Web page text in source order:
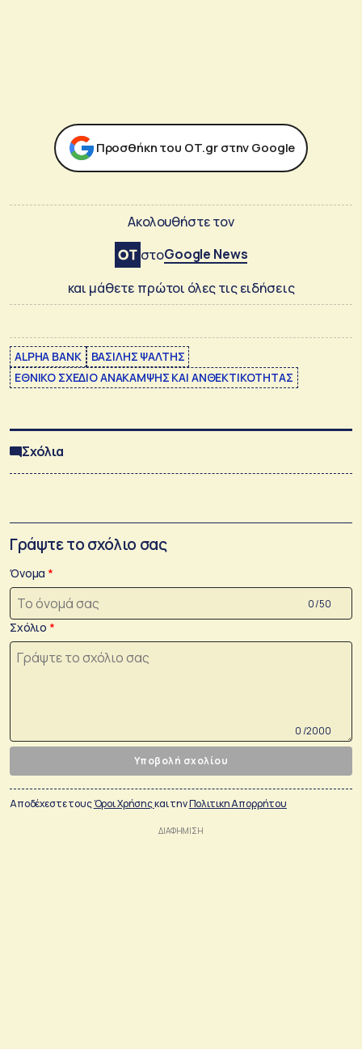
Προσθήκη του ΟΤ.gr στην Google
Ακολουθήστε τον
στοGoogle News
και μάθετε πρώτοι όλες τις ειδήσεις
ALPHA BANK
ΒΑΣΙΛΗΣ ΨΑΛΤΗΣ
ΕΘΝΙΚΟ ΣΧΕΔΙΟ ΑΝΑΚΑΜΨΗΣ ΚΑΙ ΑΝΘΕΚΤΙΚΟΤΗΤΑΣ
Σχόλια
Γράψτε το σχόλιο σας
Όνομα
0 /50
Σχόλιο
0 /2000
Υποβολή σχολίου
Αποδέχεστε τουςΌροι Χρήσηςκαι τηνΠολιτικη Απορρήτου